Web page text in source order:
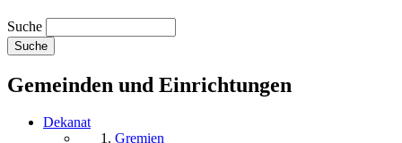
Suche
Gemeinden und Einrichtungen
Dekanat
Gremien